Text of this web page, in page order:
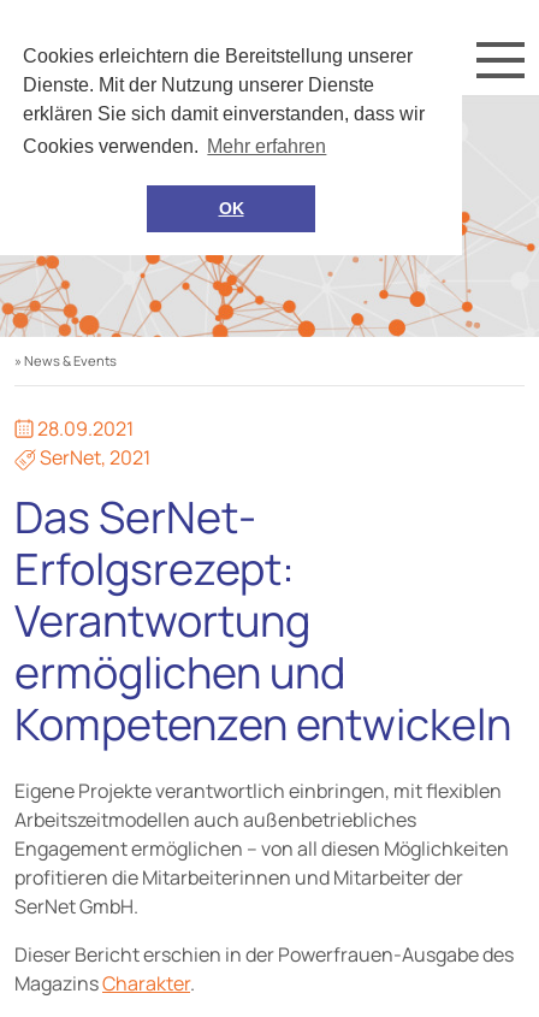
Cookies erleichtern die Bereitstellung unserer
Dienste. Mit der Nutzung unserer Dienste
erklären Sie sich damit einverstanden, dass wir
Cookies verwenden. Mehr erfahren
OK
» News & Events
28.09.2021
SerNet,2021
Das SerNet-
Erfolgsrezept:
Verantwortung
ermöglichen und
Kompetenzen entwickeln
Eigene Projekte verantwortlich einbringen, mit flexiblen
Arbeitszeitmodellen auch außenbetriebliches
Engagement ermöglichen – von all diesen Möglichkeiten
profitieren die Mitarbeiterinnen und Mitarbeiter der
SerNet GmbH.
Dieser Bericht erschien in der Powerfrauen-Ausgabe des
MagazinsCharakter.